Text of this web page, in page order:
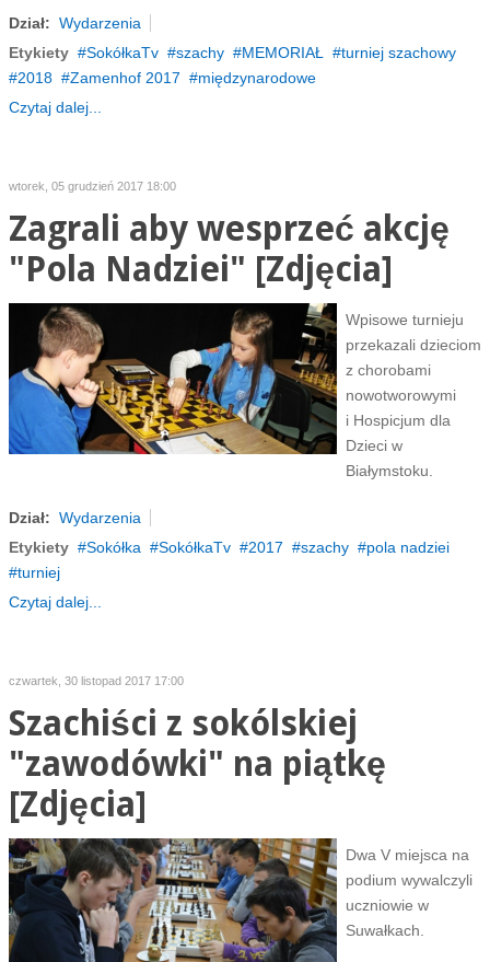
Dział: Wydarzenia
Etykiety
SokółkaTv szachy MEMORIAŁ
turniej szachowy
2018
Zamenhof 2017
międzynarodowe
Czytaj dalej...
wtorek, 05 grudzień 2017 18:00
Zagrali aby wesprzeć akcję
"Pola Nadziei" [Zdjęcia]
Wpisowe turnieju
przekazali dzieciom
z chorobami
nowotworowymi
i Hospicjum dla
Dzieci w
Białymstoku.
Dział: Wydarzenia
Etykiety
Sokółka SokółkaTv 2017 szachy
pola nadziei
turniej
Czytaj dalej...
czwartek, 30 listopad 2017 17:00
Szachiści z sokólskiej
"zawodówki" na piątkę
[Zdjęcia]
Dwa V miejsca na
podium wywalczyli
uczniowie w
Suwałkach.